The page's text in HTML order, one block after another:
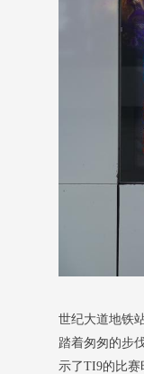
世纪大道地铁
踏着匆匆的步
示了TI9的比